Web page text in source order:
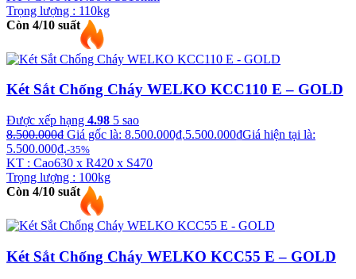
Trọng lượng : 110kg
Còn 4/10 suất
Két Sắt Chống Cháy WELKO KCC110 E – GOLD
Được xếp hạng 4.98 5 sao
8.500.000₫ Giá gốc là: 8.500.000₫.5.500.000₫Giá hiện tại là:
5.500.000₫.-35%
KT : Cao630 x R420 x S470
Trọng lượng : 100kg
Còn 4/10 suất
Két Sắt Chống Cháy WELKO KCC55 E – GOLD